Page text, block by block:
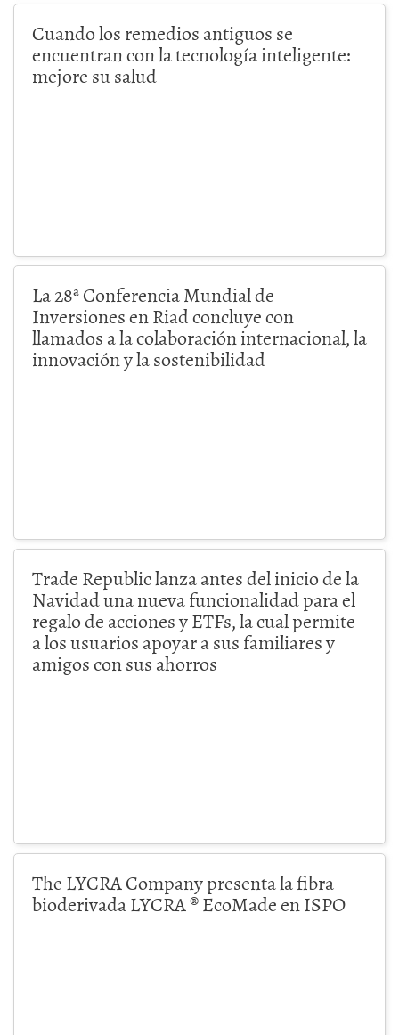
Cuando los remedios antiguos se
encuentran con la tecnología inteligente:
mejore su salud
La 28ª Conferencia Mundial de
Inversiones en Riad concluye con
llamados a la colaboración internacional, la
innovación y la sostenibilidad
Trade Republic lanza antes del inicio de la
Navidad una nueva funcionalidad para el
regalo de acciones y ETFs, la cual permite
a los usuarios apoyar a sus familiares y
amigos con sus ahorros
The LYCRA Company presenta la fibra
bioderivada LYCRA ® EcoMade en ISPO